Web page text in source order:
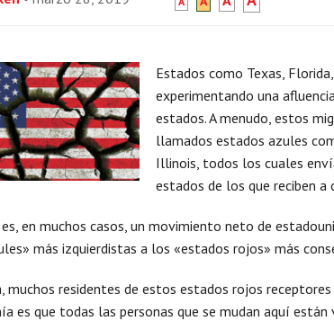
Estados como Texas,
experimentando una
estados. A menudo, estos
llamados estados azules
Illinois, todos los cuales
estados de los que reciben a
en muchos casos, un movimiento neto de
más izquierdistas a los «estados rojos» más
muchos residentes de estos estados rojos
es que todas las personas que se mudan aquí